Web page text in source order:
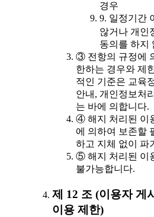
경우
9. 일정기간
않거나 개인
동의를 하지
③ 전항의 규정에
한하는 경우와 제
적인 기준은 교육
안내, 개인정보처
는 바에 의합니다.
④ 해지 처리된 이
에 의하여 보존할
하고 지체 없이 파
⑤ 해지 처리된 이
불가능합니다.
제 12 조 (이용자 게
이용 제한)